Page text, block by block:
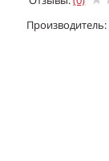
Производитель: